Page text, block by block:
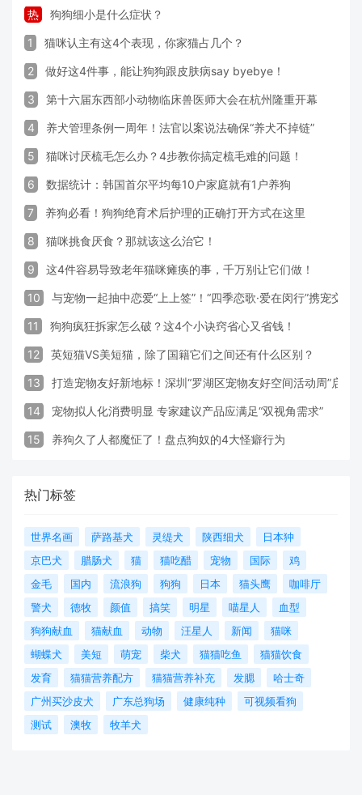
热 狗狗细小是什么症状？
1 猫咪认主有这4个表现，你家猫占几个？
2 做好这4件事，能让狗狗跟皮肤病say byebye！
3 第十六届东西部小动物临床兽医师大会在杭州隆重开幕
4 养犬管理条例一周年！法官以案说法确保“养犬不掉链”
5 猫咪讨厌梳毛怎么办？4步教你搞定梳毛难的问题！
6 数据统计：韩国首尔平均每10户家庭就有1户养狗
7 养狗必看！狗狗绝育术后护理的正确打开方式在这里
8 猫咪挑食厌食？那就该这么治它！
9 这4件容易导致老年猫咪瘫痪的事，千万别让它们做！
10 与宠物一起抽中恋爱“上上签”！“四季恋歌·爱在闵行”携宠交友
11 狗狗疯狂拆家怎么破？这4个小诀窍省心又省钱！
12 英短猫VS美短猫，除了国籍它们之间还有什么区别？
13 打造宠物友好新地标！深圳“罗湖区宠物友好空间活动周”启动
14 宠物拟人化消费明显 专家建议产品应满足“双视角需求”
15 养狗久了人都魔怔了！盘点狗奴的4大怪癖行为
热门标签
世界名画 萨路基犬 灵缇犬 陕西细犬
日本狆
京巴犬
腊肠犬 猫 猫吃醋 宠物 国际
鸡
金毛
国内 流浪狗 狗狗 日本 猫头鹰
咖啡厅
警犬
德牧 颜值 搞笑 明星 喵星人
血型
狗狗献血
猫献血 动物 汪星人 新闻
猫咪
蝴蝶犬
美短 萌宠 柴犬 猫猫吃鱼
猫猫饮食
发育
猫猫营养配方 猫猫营养补充 发腮
哈士奇
广州买沙皮犬
广东总狗场 健康纯种
可视频看狗
测试
澳牧 牧羊犬